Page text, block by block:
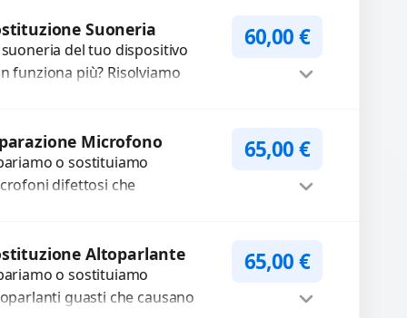
Suoneria
suoneria del tuo dispositivo
funziona più? Risolviamo
60,00€
Microfono
o sostituiamo
difettosi che
Diagnosi accurata e
di...
65,00€
Altoparlante
o sostituiamo
guasti che causano
65,00€